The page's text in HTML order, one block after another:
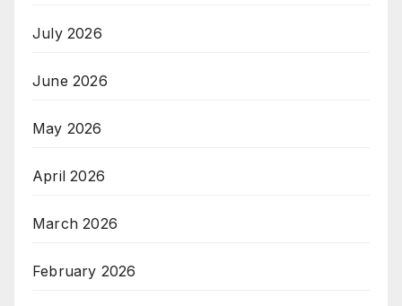
July 2026
June 2026
May 2026
April 2026
March 2026
February 2026